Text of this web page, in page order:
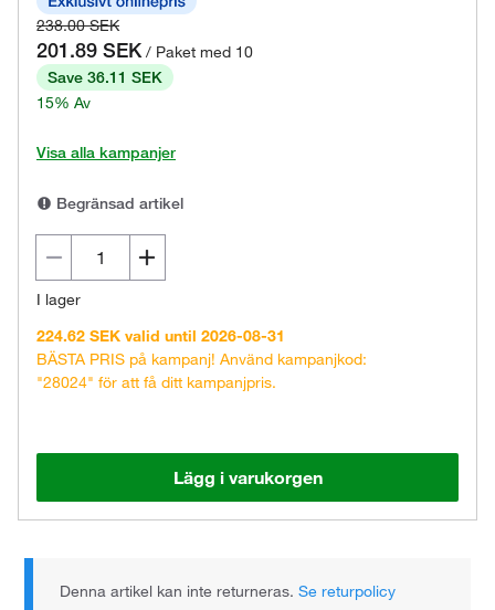
238.00 SEK
201.89 SEK / Paket med 10
Save 36.11 SEK
15% Av
Visa alla kampanjer
Begränsad artikel
I lager
224.62 SEK valid until 2026-08-31
BÄSTA PRIS på kampanj! Använd kampanjkod:
"28024" för att få ditt kampanjpris.
Lägg i varukorgen
Denna artikel kan inte returneras.Se returpolicy